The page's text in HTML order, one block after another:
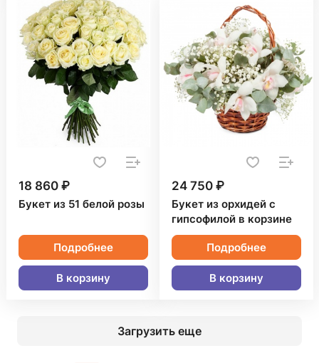
18 860 ₽
Букет из 51 белой розы
Подробнее
В корзину
24 750 ₽
Букет из орхидей с
гипсофилой в корзине
Подробнее
В корзину
Загрузить еще